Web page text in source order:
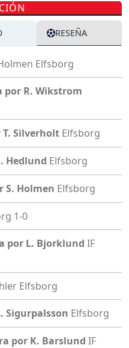
RESEÑA
Elfsborg
por R. Wikstrom
Silverholt Elfsborg
Hedlund Elfsborg
S. Holmen Elfsborg
1-0
por L. Bjorklund IF
Elfsborg
Sigurpalsson Elfsborg
por K. Barslund IF